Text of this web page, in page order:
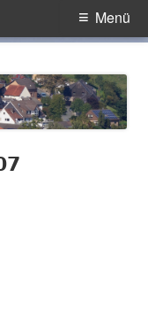
Menü